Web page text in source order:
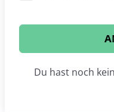
Du hast noch